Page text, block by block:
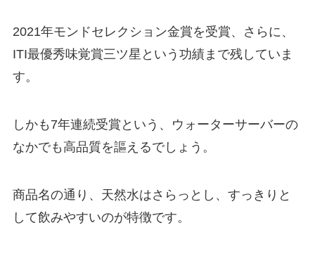
2021年モンドセレクション金賞を受賞、さらに、
ITI最優秀味覚賞三ツ星という功績まで残していま
す。
しかも7年連続受賞という、
ウォーターサーバーの
なかでも高品質を謳えるでしょう。
商品名の通り、天然水はさらっとし、すっきりと
して飲みやすいのが特徴です。